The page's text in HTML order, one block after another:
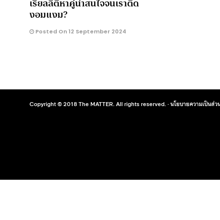
งอมแงม?
Posted On 12 September 2024
Copyright © 2018 The MATTER. All rights reserved. ·นโยบายความเป็นส่ว